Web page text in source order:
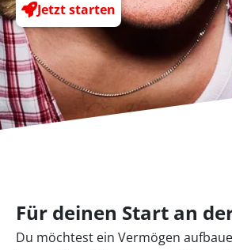
Jetzt starten
Für deinen Start an
Du möchtest ein Vermögen